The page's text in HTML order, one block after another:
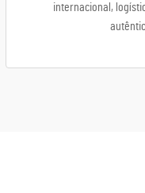
internacional,